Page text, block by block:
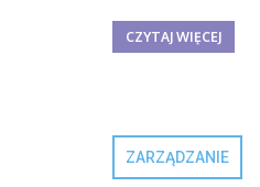
CZYTAJ WIĘCEJ
ZARZĄDZANIE